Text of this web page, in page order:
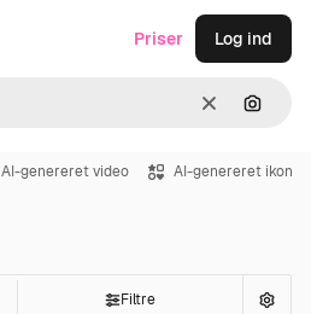
Klar Søg
Priser Log ind
AI-genereret video AI-genereret ikon
Filtre